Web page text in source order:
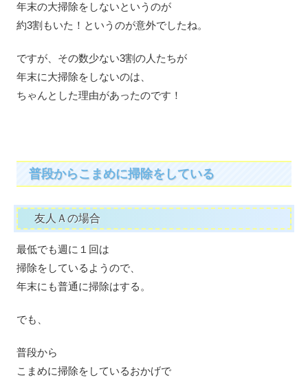
年末の大掃除をしないというのが
約3割もいた！というのが意外でしたね。
ですが、その数少ない3割の人たちが
年末に大掃除をしないのは、
ちゃんとした理由があったのです！
普段からこまめに掃除をしている
友人Ａの場合
最低でも週に１回は
掃除をしているようので、
年末にも普通に掃除はする。
でも、
普段から
こまめに掃除をしているおかげで